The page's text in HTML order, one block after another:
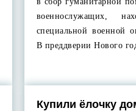
военнослужащих,
специальной военной
В преддверии Нового
Купили ёлочку